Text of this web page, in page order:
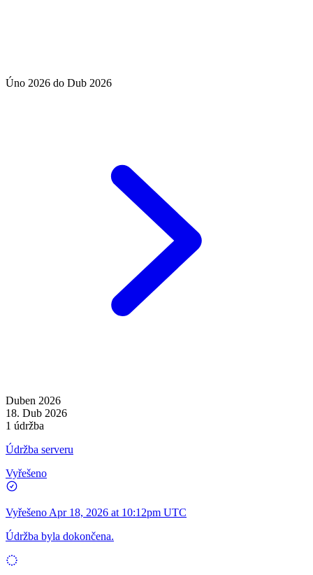
Úno 2026 do Dub 2026
Duben 2026
18. Dub 2026
1 údržba
Údržba serveru
Vyřešeno
Vyřešeno Apr 18, 2026 at 10:12pm UTC
Údržba byla dokončena.